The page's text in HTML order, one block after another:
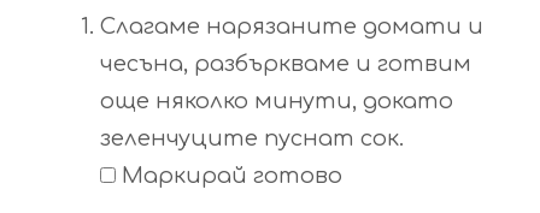
Слагаме нарязаните домати и
чесъна, разбъркваме и готвим
още няколко минути, докато
зеленчуците пуснат сок.
Маркирай готово